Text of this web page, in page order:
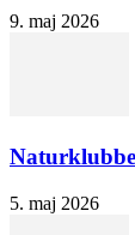
9. maj 2026
5. maj 2026